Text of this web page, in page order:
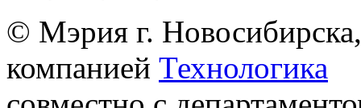
© Мэрия г.
компанией Технологика